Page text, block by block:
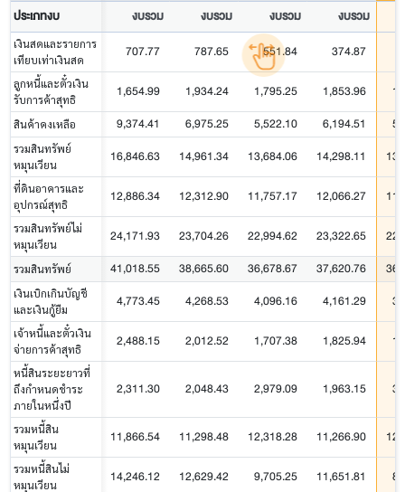
ประเภทงบ งบรวม งบรวม งบรวม งบรวม
เงินสดและรายการ
เทียบเท่าเงินสด
707.77 787.65 551.84 374.87
ลูกหนี้และตั๋วเงิน
รับการค้าสุทธิ
1,654.99 1,934.24 1,795.25 1,853.96
สินค้าคงเหลือ 9,374.41 6,975.25 5,522.10 6,194.51
รวมสินทรัพย์
หมุนเวียน
16,846.63 14,961.34 13,684.06 14,298.11
ที่ดินอาคารและ
อุปกรณ์สุทธิ
12,886.34 12,312.90 11,757.17 12,066.27
รวมสินทรัพย์ไม่
หมุนเวียน
24,171.93 23,704.26 22,994.62 23,322.65
รวมสินทรัพย์ 41,018.55 38,665.60 36,678.67 37,620.76
เงินเบิกเกินบัญชี
และเงินกู้ยืม
4,773.45 4,268.53 4,096.16 4,161.29
เจ้าหนี้และตั๋วเงิน
จ่ายการค้าสุทธิ
2,488.15 2,012.52 1,707.38 1,825.94
หนี้สินระยะยาวที่
ถึงกำหนดชำระ
ภายในหนึ่งปี
2,311.30 2,048.43 2,979.09 1,963.15
รวมหนี้สิน
หมุนเวียน
11,866.54 11,298.48 12,318.28 11,266.90
รวมหนี้สินไม่
หมุนเวียน
14,246.12 12,629.42 9,705.25 11,651.81